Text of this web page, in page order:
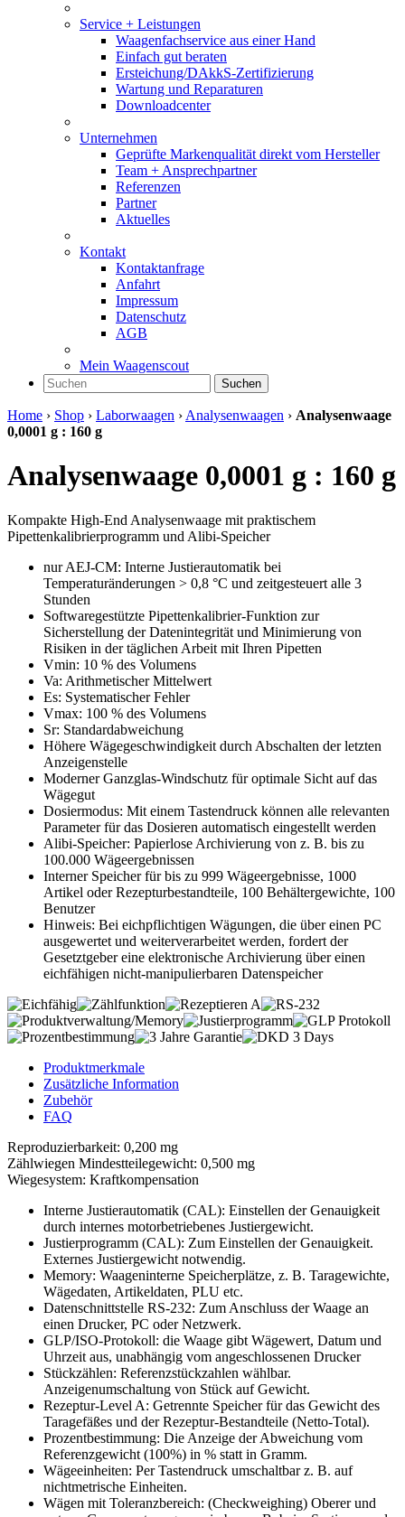
Service + Leistungen
Waagenfachservice aus einer Hand
Einfach gut beraten
Ersteichung/DAkkS-Zertifizierung
Wartung und Reparaturen
Downloadcenter
Unternehmen
Geprüfte Markenqualität direkt vom Hersteller
Team + Ansprechpartner
Referenzen
Partner
Aktuelles
Kontakt
Kontaktanfrage
Anfahrt
Impressum
Datenschutz
AGB
Mein Waagenscout
Suchen
Home › Shop › Laborwaagen › Analysenwaagen › Analysenwaage
0,0001 g : 160 g
Analysenwaage 0,0001 g : 160 g
Kompakte High-End Analysenwaage mit praktischem
Pipettenkalibrierprogramm und Alibi-Speicher
nur AEJ-CM: Interne Justierautomatik bei
Temperaturänderungen > 0,8 °C und zeitgesteuert alle 3
Stunden
Softwaregestützte Pipettenkalibrier-Funktion zur
Sicherstellung der Datenintegrität und Minimierung von
Risiken in der täglichen Arbeit mit Ihren Pipetten
Vmin: 10 % des Volumens
Va: Arithmetischer Mittelwert
Es: Systematischer Fehler
Vmax: 100 % des Volumens
Sr: Standardabweichung
Höhere Wägegeschwindigkeit durch Abschalten der letzten
Anzeigenstelle
Moderner Ganzglas-Windschutz für optimale Sicht auf das
Wägegut
Dosiermodus: Mit einem Tastendruck können alle relevanten
Parameter für das Dosieren automatisch eingestellt werden
Alibi-Speicher: Papierlose Archivierung von z. B. bis zu
100.000 Wägeergebnissen
Interner Speicher für bis zu 999 Wägeergebnisse, 1000
Artikel oder Rezepturbestandteile, 100 Behältergewichte, 100
Benutzer
Hinweis: Bei eichpflichtigen Wägungen, die über einen PC
ausgewertet und weiterverarbeitet werden, fordert der
Gesetztgeber eine elektronische Archivierung über einen
eichfähigen nicht-manipulierbaren Datenspeicher
Produktmerkmale
Zusätzliche Information
Zubehör
FAQ
Reproduzierbarkeit: 0,200 mg
Zählwiegen Mindestteilegewicht: 0,500 mg
Wiegesystem: Kraftkompensation
Interne Justierautomatik (CAL): Einstellen der Genauigkeit
durch internes motorbetriebenes Justiergewicht.
Justierprogramm (CAL): Zum Einstellen der Genauigkeit.
Externes Justiergewicht notwendig.
Memory: Waageninterne Speicherplätze, z. B. Taragewichte,
Wägedaten, Artikeldaten, PLU etc.
Datenschnittstelle RS-232: Zum Anschluss der Waage an
einen Drucker, PC oder Netzwerk.
GLP/ISO-Protokoll: die Waage gibt Wägewert, Datum und
Uhrzeit aus, unabhängig vom angeschlossenen Drucker
Stückzählen: Referenzstückzahlen wählbar.
Anzeigenumschaltung von Stück auf Gewicht.
Rezeptur-Level A: Getrennte Speicher für das Gewicht des
Taragefäßes und der Rezeptur-Bestandteile (Netto-Total).
Prozentbestimmung: Die Anzeige der Abweichung vom
Referenzgewicht (100%) in % statt in Gramm.
Wägeeinheiten: Per Tastendruck umschaltbar z. B. auf
nichtmetrische Einheiten.
Wägen mit Toleranzbereich: (Checkweighing) Oberer und